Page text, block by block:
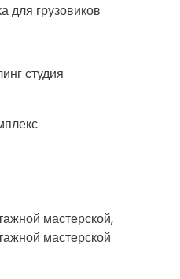
для грузовиков
студия
мастерской,
мастерской